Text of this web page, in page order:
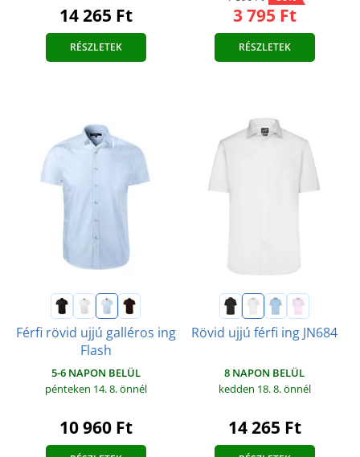
14 265 Ft
RÉSZLETEK
3 795 Ft
RÉSZLETEK
Férfi rövid ujjú galléros ing
Flash
5-6 NAPON BELÜL
pénteken 14. 8.önnél
10 960 Ft
Rövid ujjú férfi ing JN684
8 NAPON BELÜL
kedden 18. 8.önnél
14 265 Ft